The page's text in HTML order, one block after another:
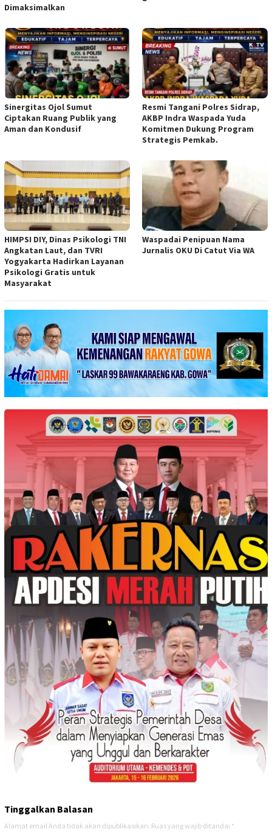
Dimaksimalkan
Sinergitas Ojol Sumut
Ciptakan Ruang Publik yang
Aman dan Kondusif
Resmi Tangani Polres Sidrap,
AKBP Indra Waspada Yuda
Komitmen Dukung Program
Strategis Pemkab.
HIMPSI DIY, Dinas Psikologi TNI
Angkatan Laut, dan TVRI
Yogyakarta Hadirkan Layanan
Psikologi Gratis untuk
Masyarakat
Waspadai Penipuan Nama
Jurnalis OKU Di Catut Via WA
Tinggalkan Balasan
Alamat email Anda tidak akan dipublikasikan. Ruas yang wajib ditandai *